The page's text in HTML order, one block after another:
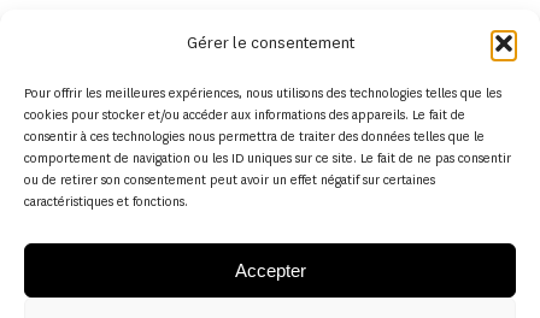
Gérer le consentement
Pour offrir les meilleures expériences, nous utilisons des technologies telles que les
cookies pour stocker et/ou accéder aux informations des appareils. Le fait de
consentir à ces technologies nous permettra de traiter des données telles que le
comportement de navigation ou les ID uniques sur ce site. Le fait de ne pas consentir
ou de retirer son consentement peut avoir un effet négatif sur certaines
caractéristiques et fonctions.
Accepter